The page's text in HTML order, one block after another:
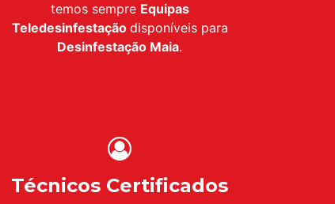
temos sempre Equipas
Teledesinfestação disponíveis para
Desinfestação Maia.
Técnicos Certificados